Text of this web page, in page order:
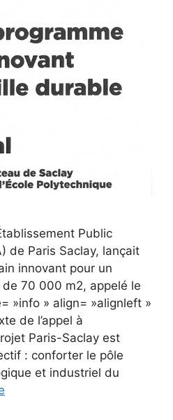
Public
de Paris Saclay, lançait
innovant pour un
70 000 m2, appelé le
»info » align= »alignleft »
de l’appel à
Paris-Saclay est
: conforter le pôle
et industriel du